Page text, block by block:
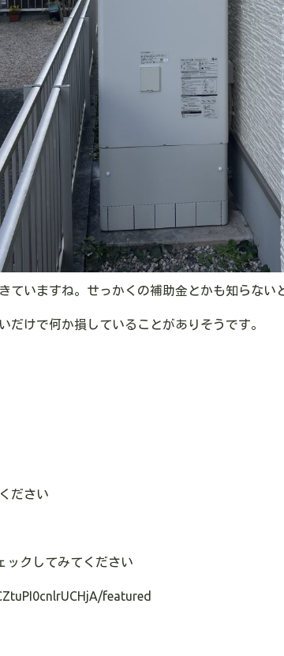
いますね。せっかくの補助金とかも知らない
けで何か損していることがありそうです。
ださい
ックしてみてください
featured